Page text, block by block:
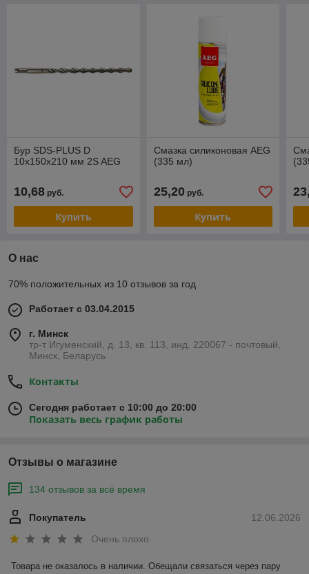
Бур SDS-PLUS D
10х150х210 мм 2S AEG
10,68 руб.
Купить
Смазка силиконовая AEG
(335 мл)
25,20руб.
Купить
О нас
70% положительных из 10 отзывов за год
Работает с 03.04.2015
г. Минск
тр-т Игуменский, д. 13, кв. 113, инд. 220067 - почтовый,
Минск, Беларусь
Контакты
Сегодня работает с 10:00 до 20:00
Показать весь график работы
Отзывы о магазине
134 отзывов за всё время
12.06.2026
Покупатель
Очень плохо
Товара не оказалось в наличии. Обещали связаться через пару